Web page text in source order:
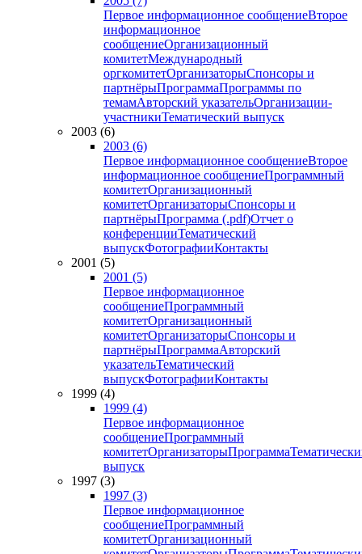
Первое информационное сообщениеВторое
информационное
сообщениеОрганизационный
комитетМеждународный
оргкомитетОрганизаторыСпонсоры и
партнёрыПрограммаПрограммы по
темамАвторский указательОрганизации-
участникиТематический выпуск
2003 (6)
2003 (6)
Первое информационное сообщениеВторое
информационное сообщениеПрограммный
комитетОрганизационный
комитетОрганизаторыСпонсоры и
партнёрыПрограмма (.pdf)Отчет о
конференцииТематический
выпускФотографииКонтакты
2001 (5)
2001 (5)
Первое информационное
сообщениеПрограммный
комитетОрганизационный
комитетОрганизаторыСпонсоры и
партнёрыПрограммаАвторский
указательТематический
выпускФотографииКонтакты
1999 (4)
1999 (4)
Первое информационное
сообщениеПрограммный
комитетОрганизаторыПрограмма
выпуск
1997 (3)
1997 (3)
Первое информационное
сообщениеПрограммный
комитетОрганизационный